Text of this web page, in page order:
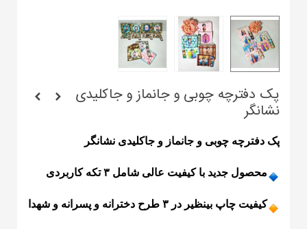
پک دفترچه چوبی و جانماز و جاکلیدی
نشانگر
پک دفترچه چوبی و جانماز و جاکلیدی نشانگر
محصول جدید با کیفیت عالی شامل ۳ تکه کاربردی
کیفیت چاپ بینظیر در ۳ طرح دخترانه و پسرانه و شهدا